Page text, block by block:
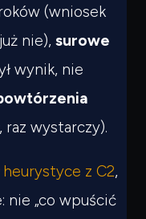
(wniosek
nie), surowe
wynik, nie
wystarczy).
heurystyce z C2,
nie „co wpuścić